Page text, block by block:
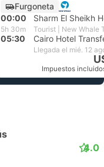
Furgoneta
00:00
5h 30m Tourist | New Whale
05:30 Cairo Hotel
Llegada el mié. 12
Impuestos
4.0